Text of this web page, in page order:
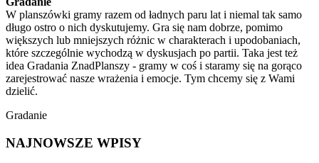
W planszówki gramy razem od ładnych paru lat i niemal tak samo
długo ostro o nich dyskutujemy. Gra się nam dobrze, pomimo
większych lub mniejszych różnic w charakterach i upodobaniach,
które szczególnie wychodzą w dyskusjach po partii. Taka jest też
idea Gradania ZnadPlanszy - gramy w coś i staramy się na gorąco
zarejestrować nasze wrażenia i emocje. Tym chcemy się z Wami
dzielić.
Gradanie
NAJNOWSZE WPISY